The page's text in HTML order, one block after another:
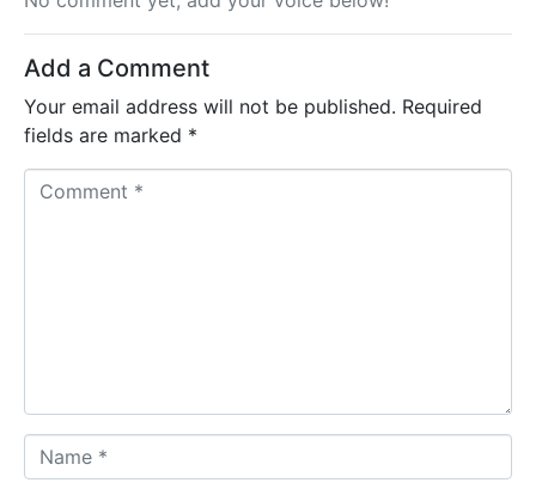
Add a Comment
Your email address will not be published. Required
fields are marked *
a